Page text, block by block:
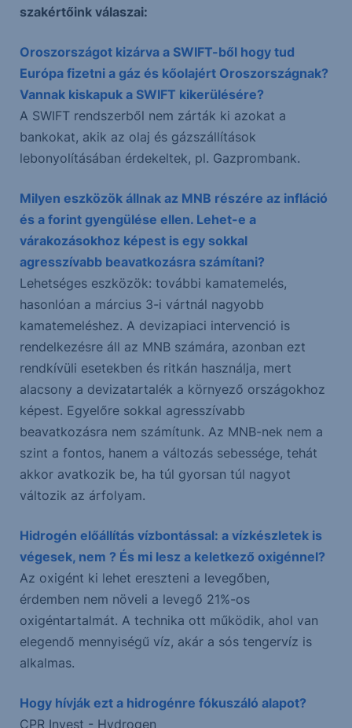
szakértőink válaszai:
Oroszországot kizárva a SWIFT-ből hogy tud
Európa fizetni a gáz és kőolajért Oroszországnak?
Vannak kiskapuk a SWIFT kikerülésére?
A SWIFT rendszerből nem zárták ki azokat a
bankokat, akik az olaj és gázszállítások
lebonyolításában érdekeltek, pl. Gazprombank.
Milyen eszközök állnak az MNB részére az infláció
és a forint gyengülése ellen. Lehet-e a
várakozásokhoz képest is egy sokkal
agresszívabb beavatkozásra számítani?
Lehetséges eszközök: további kamatemelés,
hasonlóan a március 3-i vártnál nagyobb
kamatemeléshez. A devizapiaci intervenció is
rendelkezésre áll az MNB számára, azonban ezt
rendkívüli esetekben és ritkán használja, mert
alacsony a devizatartalék a környező országokhoz
képest. Egyelőre sokkal agresszívabb
beavatkozásra nem számítunk. Az MNB-nek nem a
szint a fontos, hanem a változás sebessége, tehát
akkor avatkozik be, ha túl gyorsan túl nagyot
változik az árfolyam.
Hidrogén előállítás vízbontással: a vízkészletek is
végesek, nem ? És mi lesz a keletkező oxigénnel?
Az oxigént ki lehet ereszteni a levegőben,
érdemben nem növeli a levegő 21%-os
oxigéntartalmát. A technika ott működik, ahol van
elegendő mennyiségű víz, akár a sós tengervíz is
alkalmas.
Hogy hívják ezt a hidrogénre fókuszáló alapot?
CPR Invest - Hydrogen